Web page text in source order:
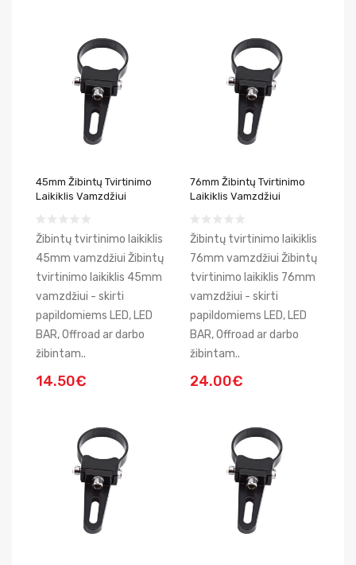
45mm Žibintų Tvirtinimo
Laikiklis Vamzdžiui
Žibintų tvirtinimo laikiklis
45mm vamzdžiui Žibintų
tvirtinimo laikiklis 45mm
vamzdžiui - skirti
papildomiems LED, LED
BAR, Offroad ar darbo
žibintam..
14.50€
76mm Žibintų Tvirtinimo
Laikiklis Vamzdžiui
Žibintų tvirtinimo laikiklis
76mm vamzdžiui Žibintų
tvirtinimo laikiklis 76mm
vamzdžiui - skirti
papildomiems LED, LED
BAR, Offroad ar darbo
žibintam..
24.00€